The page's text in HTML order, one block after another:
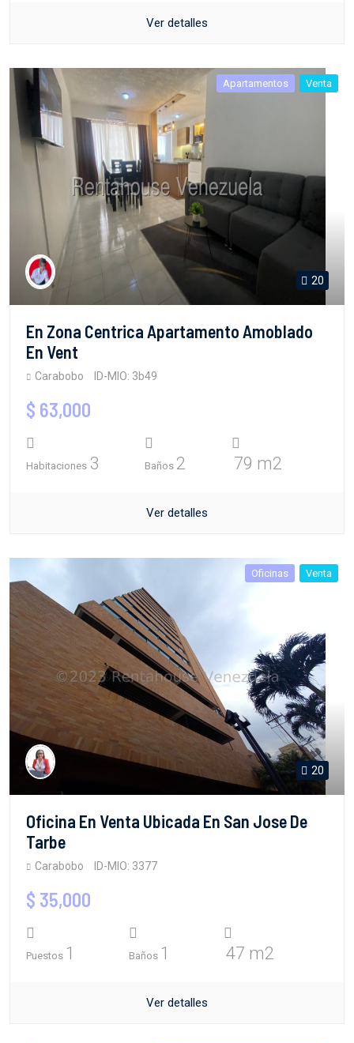
Ver detalles
Apartamentos Venta
20
En Zona Centrica Apartamento Amoblado
En Vent
Carabobo ID-MIO: 3b49
$ 63,000
Habitaciones 3 Baños 2 79 m2
Ver detalles
Oficinas Venta
20
Oficina En Venta Ubicada En San Jose De
Tarbe
Carabobo ID-MIO: 3377
$ 35,000
Puestos 1 Baños 1 47 m2
Ver detalles